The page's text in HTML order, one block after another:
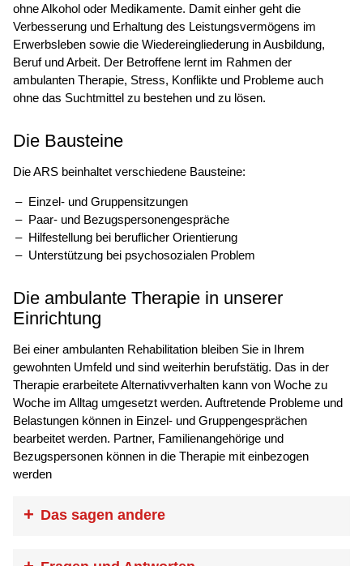
ohne Alkohol oder Medikamente. Damit einher geht die
Verbesserung und Erhaltung des Leistungsvermögens im
Erwerbsleben sowie die Wiedereingliederung in Ausbildung,
Beruf und Arbeit. Der Betroffene lernt im Rahmen der
ambulanten Therapie, Stress, Konflikte und Probleme auch
ohne das Suchtmittel zu bestehen und zu lösen.
Die Bausteine
Die ARS beinhaltet verschiedene Bausteine:
Einzel- und Gruppensitzungen
Paar- und Bezugspersonengespräche
Hilfestellung bei beruflicher Orientierung
Unterstützung bei psychosozialen Problem
Die ambulante Therapie in unserer
Einrichtung
Bei einer ambulanten Rehabilitation bleiben Sie in Ihrem
gewohnten Umfeld und sind weiterhin berufstätig. Das in der
Therapie erarbeitete Alternativverhalten kann von Woche zu
Woche im Alltag umgesetzt werden. Auftretende Probleme und
Belastungen können in Einzel- und Gruppengesprächen
bearbeitet werden. Partner, Familienangehörige und
Bezugspersonen können in die Therapie mit einbezogen
werden
Das sagen andere
„Ein halbes Jahr geht zu Ende. Anlass,